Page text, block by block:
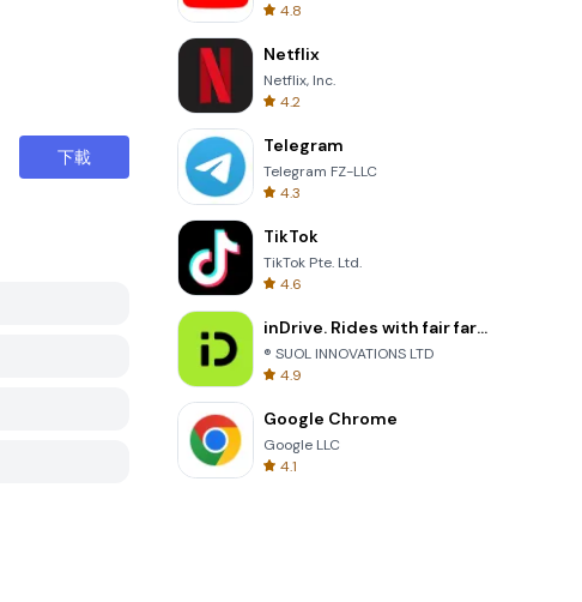
下載
4.8
Netflix
Netflix, Inc.
4.2
Telegram
Telegram FZ-LLC
4.3
TikTok
TikTok Pte. Ltd.
4.6
inDrive. Rides with fair fares
® SUOL INNOVATIONS LTD
4.9
Google Chrome
Google LLC
4.1